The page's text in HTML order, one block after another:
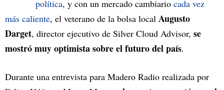
política, y con un mercado cambiario cada vez
más caliente, el veterano de la bolsa local Augusto
Darget, director ejecutivo de Silver Cloud Advisor, se
mostró muy optimista sobre el futuro del país.
Durante una entrevista para Madero Radio realizada por